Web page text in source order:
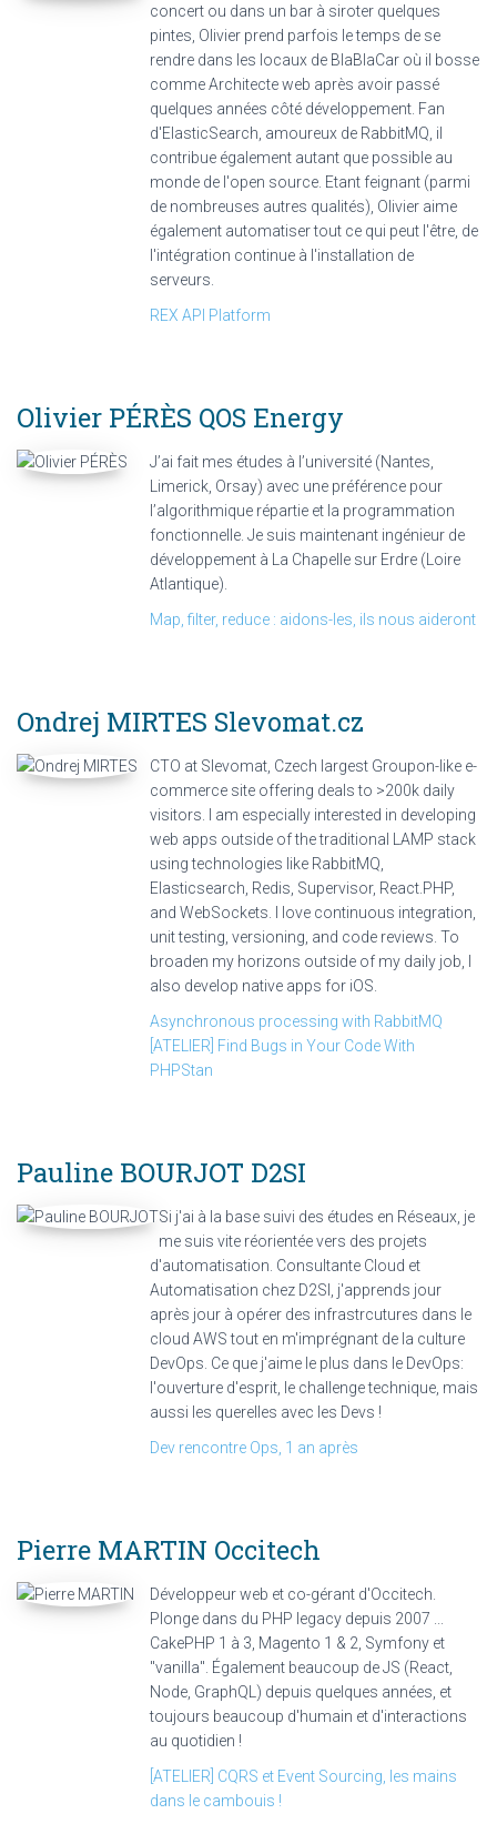
concert ou dans un bar à siroter quelques
pintes, Olivier prend parfois le temps de se
rendre dans les locaux de BlaBlaCar où il bosse
comme Architecte web après avoir passé
quelques années côté développement. Fan
d'ElasticSearch, amoureux de RabbitMQ, il
contribue également autant que possible au
monde de l'open source. Etant feignant (parmi
de nombreuses autres qualités), Olivier aime
également automatiser tout ce qui peut l'être, de
l'intégration continue à l'installation de
serveurs.
REX API Platform
Olivier PÉRÈS QOS Energy
J’ai fait mes études à l’université (Nantes,
Limerick, Orsay) avec une préférence pour
l’algorithmique répartie et la programmation
fonctionnelle. Je suis maintenant ingénieur de
développement à La Chapelle sur Erdre (Loire
Atlantique).
Map, filter, reduce : aidons-les, ils nous aideront
Ondrej MIRTES Slevomat.cz
CTO at Slevomat, Czech largest Groupon-like e-
commerce site offering deals to >200k daily
visitors. I am especially interested in developing
web apps outside of the traditional LAMP stack
using technologies like RabbitMQ,
Elasticsearch, Redis, Supervisor, React.PHP,
and WebSockets. I love continuous integration,
unit testing, versioning, and code reviews. To
broaden my horizons outside of my daily job, I
also develop native apps for iOS.
Asynchronous processing with RabbitMQ
[ATELIER] Find Bugs in Your Code With
PHPStan
Pauline BOURJOT D2SI
Si j'ai à la base suivi des études en Réseaux, je
me suis vite réorientée vers des projets
d'automatisation. Consultante Cloud et
Automatisation chez D2SI, j'apprends jour
après jour à opérer des infrastrcutures dans le
cloud AWS tout en m'imprégnant de la culture
DevOps. Ce que j'aime le plus dans le DevOps:
l'ouverture d'esprit, le challenge technique, mais
aussi les querelles avec les Devs !
Dev rencontre Ops, 1 an après
Pierre MARTIN Occitech
Développeur web et co-gérant d'Occitech.
Plonge dans du PHP legacy depuis 2007 ...
CakePHP 1 à 3, Magento 1 & 2, Symfony et
"vanilla". Également beaucoup de JS (React,
Node, GraphQL) depuis quelques années, et
toujours beaucoup d'humain et d'interactions
au quotidien !
[ATELIER] CQRS et Event Sourcing, les mains
dans le cambouis !